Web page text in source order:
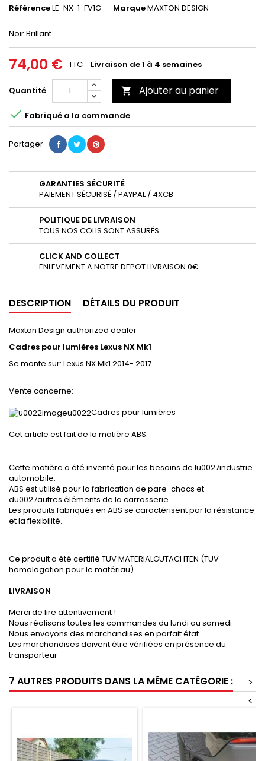
RéférenceLE-NX-1-FV1G MarqueMAXTON DESIGN
Noir Brillant
74,00 € TTC Livraison de 1 à 4 semaines
Quantité  Ajouter au panier
 Fabriqué a la commande
Partager
GARANTIES SÉCURITÉ
PAIEMENT SÉCURISÉ / PAYPAL / 4XCB
POLITIQUE DE LIVRAISON
TOUS NOS COLIS SONT ASSURÉS
CLICK AND COLLECT
ENLEVEMENT A NOTRE DEPOT LIVRAISON 0€
DESCRIPTION DÉTAILS DU PRODUIT
Maxton Design authorized dealer
Cadres pour lumières Lexus NX Mk1
Se monte sur: Lexus NX Mk1 2014- 2017
Vente concerne:
Cadres pour lumières
Cet article est fait de la matière ABS.
Cette matière a été inventé pour les besoins de lu0027industrie
automobile.
ABS est utilisé pour la fabrication de pare-chocs et
du0027autres éléments de la carrosserie.
Les produits fabriqués en ABS se caractérisent par la résistance
et la flexibilité.
Ce produit a été certifié TUV MATERIALGUTACHTEN (TUV
homologation pour le matériau).
LIVRAISON
Merci de lire attentivement !
Nous réalisons toutes les commandes du lundi au samedi
Nous envoyons des marchandises en parfait état
Les marchandises doivent être vérifiées en présence du
transporteur
7 AUTRES PRODUITS DANS LA MÊME CATÉGORIE :
>
<